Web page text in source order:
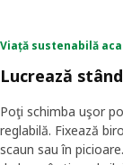
Viață sustenabilă
Lucrează
Poţi schimba uşor
reglabilă. Fixează
scaun sau în